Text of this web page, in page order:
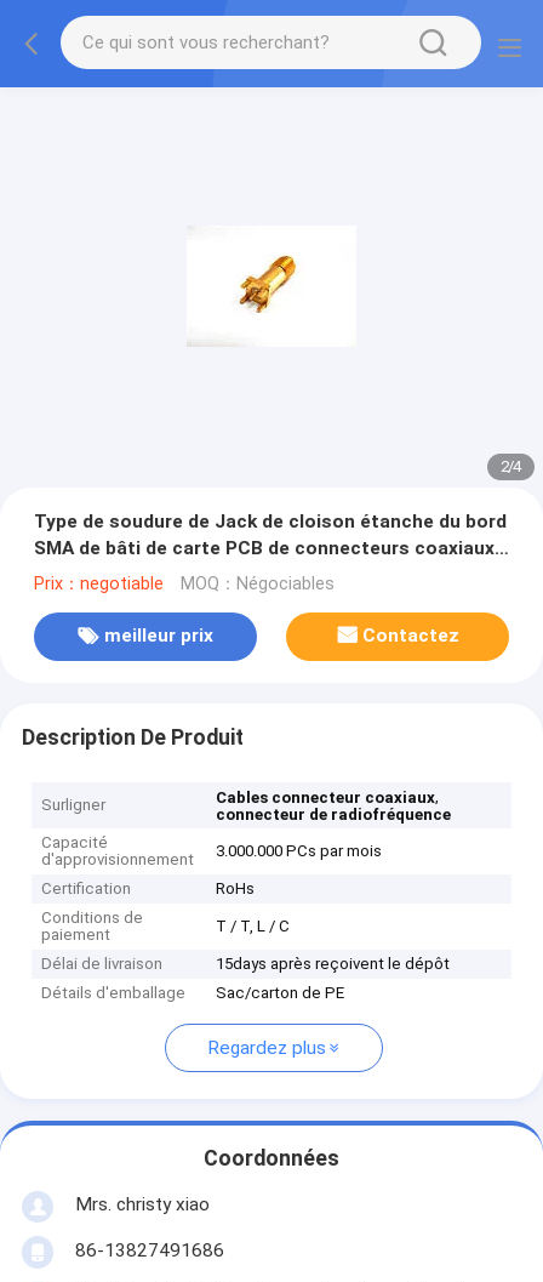
3/4
Type de soudure de Jack de cloison étanche du bord
SMA de bâti de carte PCB de connecteurs coaxiaux
de 12.4GHz SMA rf
Prix：negotiable MOQ：Négociables
meilleur prix Contactez
Description De Produit
Surligner Cables connecteur coaxiaux,
connecteur de radiofréquence
Capacité
d'approvisionnement
3.000.000 PCs par mois
Certification
RoHs
Conditions de
paiement
T / T, L / C
Délai de livraison
15days après reçoivent le dépôt
Détails d'emballage
Sac/carton de PE
Regardez plus
Coordonnées
Mrs. christy xiao
86-13827491686